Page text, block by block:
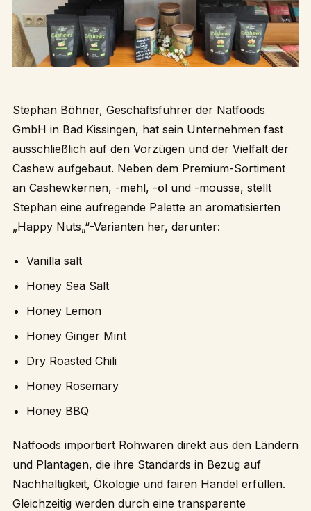
Stephan Böhner, Geschäftsführer der Natfoods
GmbH in Bad Kissingen, hat sein Unternehmen fast
ausschließlich auf den Vorzügen und der Vielfalt der
Cashew aufgebaut. Neben dem Premium-Sortiment
an Cashewkernen, -mehl, -öl und -mousse, stellt
Stephan eine aufregende Palette an aromatisierten
„Happy Nuts„“-Varianten her, darunter:
Vanilla salt
Honey Sea Salt
Honey Lemon
Honey Ginger Mint
Dry Roasted Chili
Honey Rosemary
Honey BBQ
Natfoods importiert Rohwaren direkt aus den Ländern
und Plantagen, die ihre Standards in Bezug auf
Nachhaltigkeit, Ökologie und fairen Handel erfüllen.
Gleichzeitig werden durch eine transparente